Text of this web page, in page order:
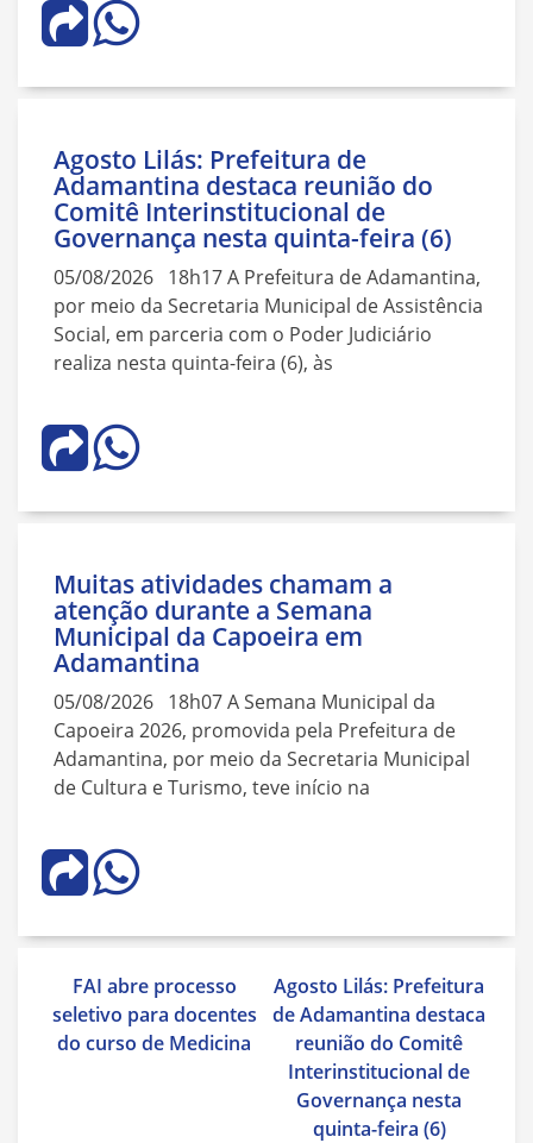
Agosto Lilás: Prefeitura de
Adamantina destaca reunião do
Comitê Interinstitucional de
Governança nesta quinta-feira (6)
05/08/2026 18h17 A Prefeitura de Adamantina,
por meio da Secretaria Municipal de Assistência
Social, em parceria com o Poder Judiciário
realiza nesta quinta-feira (6), às
Muitas atividades chamam a
atenção durante a Semana
Municipal da Capoeira em
Adamantina
05/08/2026 18h07 A Semana Municipal da
Capoeira 2026, promovida pela Prefeitura de
Adamantina, por meio da Secretaria Municipal
de Cultura e Turismo, teve início na
Navegação
de
Post
FAI abre processo
seletivo para docentes
do curso de Medicina
Agosto Lilás: Prefeitura
de Adamantina destaca
reunião do Comitê
Interinstitucional de
Governança nesta
quinta-feira (6)